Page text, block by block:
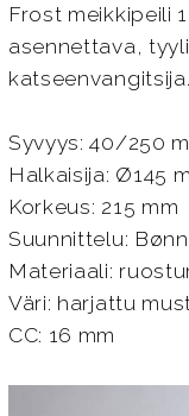
Frost meikkipeili
asennettava,
katseenvangitsija.
Syvyys: 40/250
Halkaisija: Ø145
Korkeus: 215 mm
Suunnittelu:
Materiaali:
Väri: harjattu
CC: 16 mm